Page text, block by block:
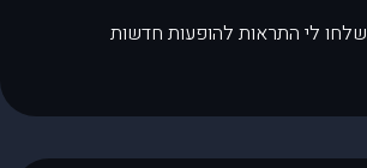
שלחו לי התראות להופעות חדשות